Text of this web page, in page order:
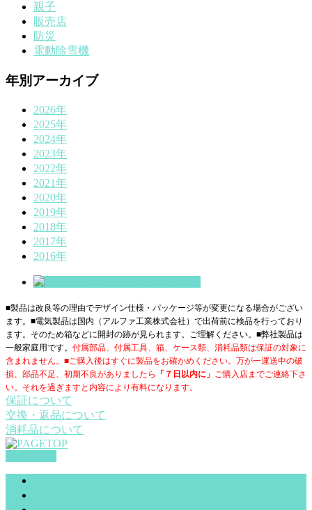
親子
販売店
防災
電動除雪機
年別アーカイブ
2026年
2025年
2024年
2023年
2022年
2021年
2020年
2019年
2018年
2017年
2016年
■製品は改良等の理由でデザイン仕様・パッケージ等が変更になる場合がござい
ます。■電気製品は国内（アルファ工業株式会社）で出荷前に検品を行っており
ます。そのため箱などに開封の跡が見られます。ご理解ください。■弊社製品は
一般家庭用です。 付属部品、付属工具、箱、ケース類、消耗品類は保証の対象に
含まれません。■ご購入後はすぐに製品をお確かめください。万が一運送中の破
損、部品不足、初期不良がありましたら
「７日以内に」 ご購入店までご連絡下さ
い。それを過ぎますと内容により有料になります。
保証について
交換・返品について
消耗品について